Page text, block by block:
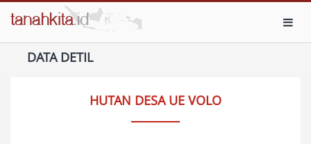
DATA DETIL
HUTAN DESA UE VOLO